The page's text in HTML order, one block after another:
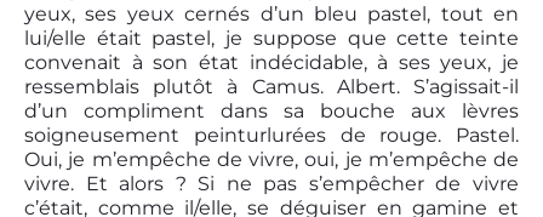
yeux, ses yeux cernés d’un bleu pastel, tout en
lui/elle était pastel, je suppose que cette teinte
convenait à son état indécidable, à ses yeux, je
ressemblais plutôt à Camus. Albert. S’agissait-il
d’un compliment dans sa bouche aux lèvres
soigneusement peinturlurées de rouge. Pastel.
Oui, je m’empêche de vivre, oui, je m’empêche de
vivre. Et alors ? Si ne pas s’empêcher de vivre
c’était, comme il/elle, se déguiser en gamine et